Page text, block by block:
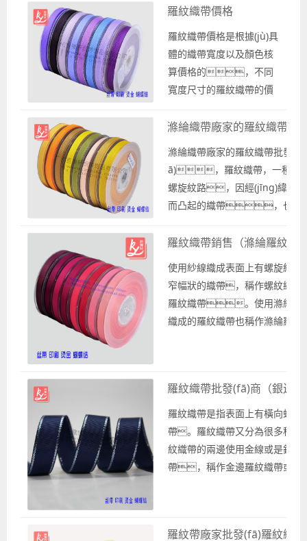
的尺寸有...
帶、羅緞絲
è)織帶生產(chǎn)廠家的
廣州寬豫軒織帶廠，羅紋
織帶與光滑面的緞帶差不
多一樣，有相同
(xiàn)貨供應。 那么羅紋
緞帶有哪些寬度尺
寸？ 羅紋緞帶的
寬度尺寸與前面所說的緞
帶一樣，這些織
羅紋織帶價格
羅紋織帶價格是根據(jù)具
體的織帶寬度以及顏色核
算價格的，不同
寬度尺寸的羅紋織帶的價
比如羅紋織帶的3分寬度的
發(fā)價格就不一
樣，作為專業(y
è)織帶廠家的織帶價格是
有標準報價程序。 如
或是其他款式的織
帶，如禮品羅紋織
帶、包裝羅紋
織帶或是其他款式的羅紋
織...
滌綸織帶廠家的羅紋織帶批
滌綸織帶廠家的羅紋織帶批發(f
ā)，羅紋織帶，一種有
螺旋紋路，因經(jīng)緯紗
而凸起的織帶，也叫
帶。羅紋織帶一般是采
織帶或是滌綸織帶。羅紋織帶
為現(xiàn)貨供應批發(fā)銷售的
款式，有多種顏色和寬度規(guī)
發(fā)銷售。羅紋織帶在手
羅紋織帶銷售（滌綸羅紋織
使用紗線織成表面上有螺旋紋路
窄幅狀的織帶，稱作螺紋織帶
羅紋織帶。使用滌綸紗
織成的羅紋織帶也稱作滌綸羅紋
硬一點。作為專業(yè)織帶生產
n)銷售廠家的廣州寬豫軒織帶廠
你提供羅紋織帶銷售
有各種顏色和寬度的滌綸羅紋織
現(xiàn)貨批發(fā)銷...
羅紋織帶批發(fā)商（銀邊
羅紋織帶是指表面上有橫向螺旋
帶。羅紋織帶又分為很多種類
紋織帶的兩邊使用金線或是銀線
帶，稱作金邊羅紋織帶或是
使用銀色紗線織成。銀邊羅紋
羅紋帶廠家批發(fā)羅紋織帶